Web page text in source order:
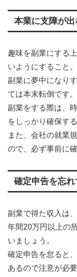
本業に支障が
趣味を副業にする
いようにすること。
副業に夢中になり
ては本末転倒です。
副業をする際は、
をしっかり確保す
また、会社の就業
ので、必ず事前に
確定申告を忘れ
副業で得た収入は
年間20万円以上の
いましょう。
確定申告を怠ると
あるので注意が必要